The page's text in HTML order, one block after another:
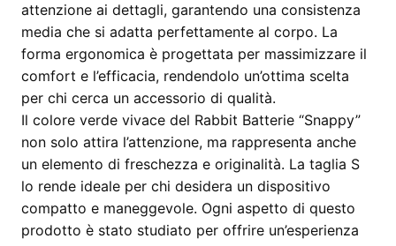
attenzione ai dettagli, garantendo una consistenza
media che si adatta perfettamente al corpo. La
forma ergonomica è progettata per massimizzare il
comfort e l’efficacia, rendendolo un’ottima scelta
per chi cerca un accessorio di qualità.
Il colore verde vivace del Rabbit Batterie “Snappy”
non solo attira l’attenzione, ma rappresenta anche
un elemento di freschezza e originalità. La taglia S
lo rende ideale per chi desidera un dispositivo
compatto e maneggevole. Ogni aspetto di questo
prodotto è stato studiato per offrire un’esperienza